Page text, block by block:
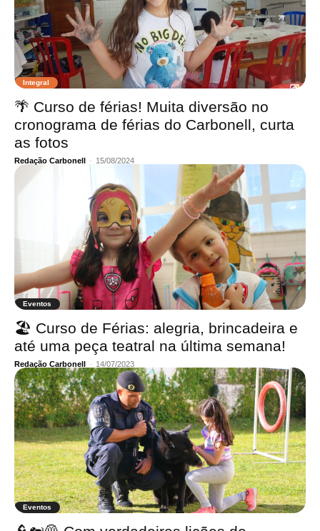
Integral
🌴 Curso de férias! Muita diversão no
cronograma de férias do Carbonell, curta
as fotos
Redação Carbonell - 15/08/2024
Eventos
🏖️ Curso de Férias: alegria, brincadeira e
até uma peça teatral na última semana!
Redação Carbonell - 14/07/2023
Eventos